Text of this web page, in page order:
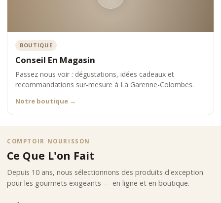
BOUTIQUE
Conseil En Magasin
Passez nous voir : dégustations, idées cadeaux et
recommandations sur-mesure à La Garenne-Colombes.
Notre boutique →
COMPTOIR NOURISSON
Ce Que L'on Fait
Depuis 10 ans, nous sélectionnons des produits d'exception
pour les gourmets exigeants — en ligne et en boutique.